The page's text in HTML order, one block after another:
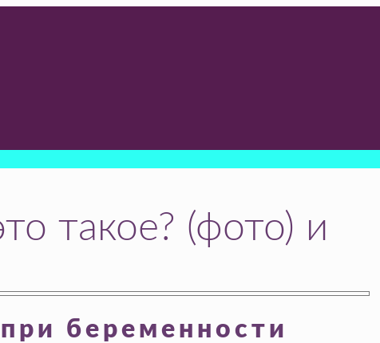
такое? (фото) и
беременности